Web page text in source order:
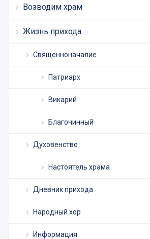
Возводим храм
Жизнь прихода
Священноначалие
Патриарх
Викарий
Благочинный
Духовенство
Настоятель храма
Дневник прихода
Народный хор
Информация